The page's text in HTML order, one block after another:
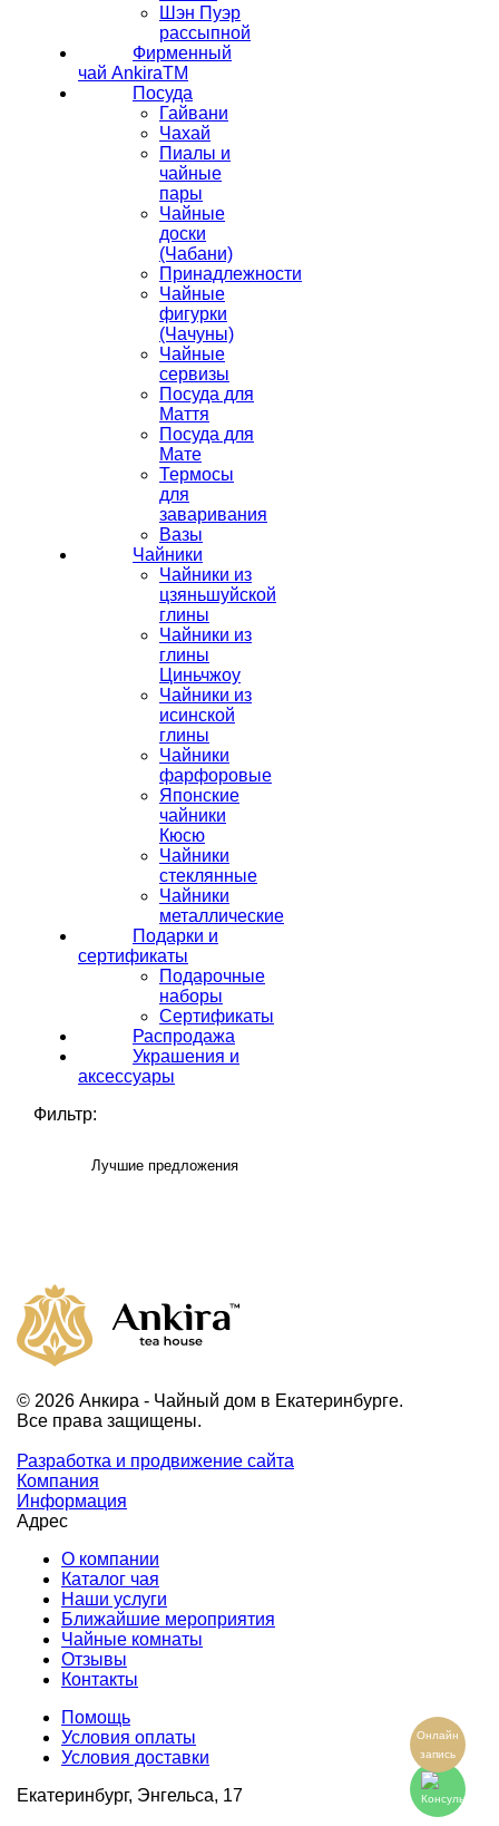
Шэн Пуэр
рассыпной
Фирменный
чай AnkiraTM
Посуда
Гайвани
Чахай
Пиалы и
чайные
пары
Чайные
доски
(Чабани)
Принадлежности
Чайные
фигурки
(Чачуны)
Чайные
сервизы
Посуда для
Маття
Посуда для
Мате
Термосы
для
заваривания
Вазы
Чайники
Чайники из
цзяньшуйской
глины
Чайники из
глины
Циньчжоу
Чайники из
исинской
глины
Чайники
фарфоровые
Японские
чайники
Кюсю
Чайники
стеклянные
Чайники
металлические
Подарки и
сертификаты
Подарочные
наборы
Сертификаты
Распродажа
Украшения и
аксессуары
Фильтр:
Лучшие предложения
© 2026 Анкира - Чайный дом в Екатеринбурге.
Все права защищены.
Разработка и продвижение сайта
Компания
Информация
Адрес
О компании
Каталог чая
Наши услуги
Ближайшие мероприятия
Чайные комнаты
Отзывы
Контакты
Помощь
Условия оплаты
Условия доставки
Екатеринбург, Энгельса, 17
Онлайн
запись